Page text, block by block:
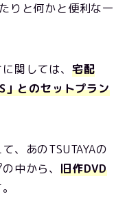
りと何かと便利な一
関しては、 宅配
」とのセットプラン
、あのTSUTAYAの
中から、 旧作DVD